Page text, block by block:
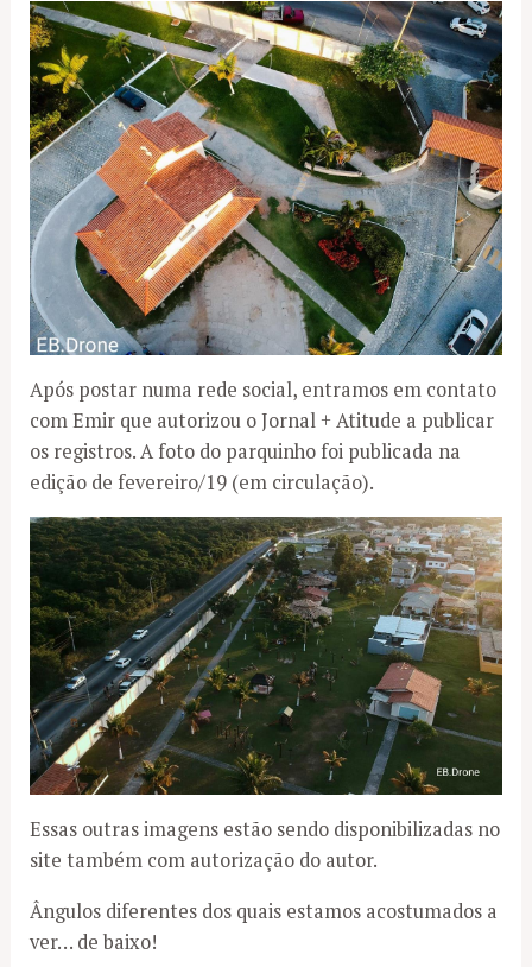
Após postar numa rede social, entramos em contato
com Emir que autorizou o Jornal + Atitude a publicar
os registros. A foto do parquinho foi publicada na
edição de fevereiro/19 (em circulação).
Essas outras imagens estão sendo disponibilizadas no
site também com autorização do autor.
Ângulos diferentes dos quais estamos acostumados a
ver… de baixo!